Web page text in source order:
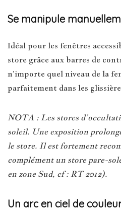
Se manipule
Idéal pour les fenêtres
store grâce aux barres de
n’importe quel niveau de la
parfaitement dans les
NOTA : Les stores
soleil. Une exposition
le store. Il est fortement
complément un store pare-
en zone Sud, cf : RT 2012).
Un arc en ciel de